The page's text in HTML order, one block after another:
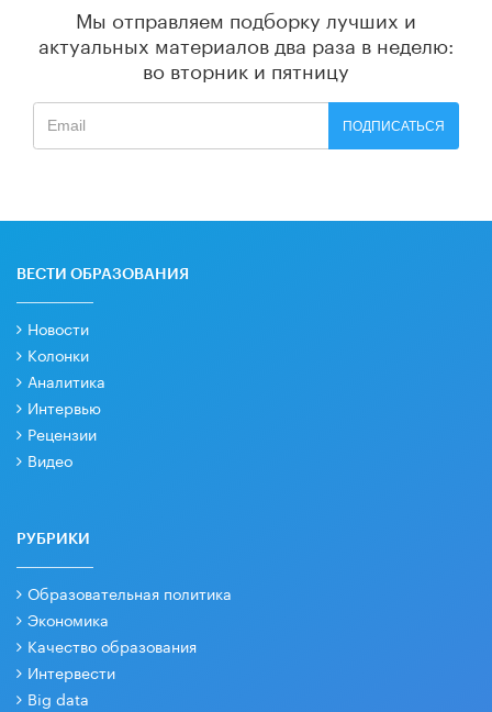
Мы отправляем подборку лучших и
актуальных материалов два раза в неделю:
во вторник и пятницу
ПОДПИСАТЬСЯ
ВЕСТИ ОБРАЗОВАНИЯ
Новости
Колонки
Аналитика
Интервью
Рецензии
Видео
РУБРИКИ
Образовательная политика
Экономика
Качество образования
Интервести
Big data